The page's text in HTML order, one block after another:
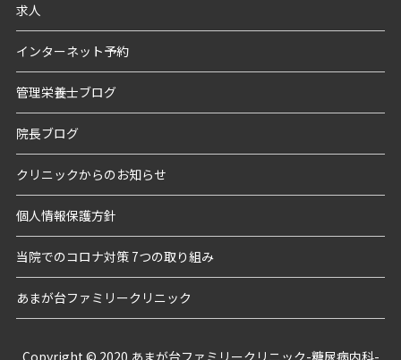
求人
インターネット予約
管理栄養士ブログ
院長ブログ
クリニックからのお知らせ
個人情報保護方針
当院でのコロナ対策 7つの取り組み
あまが台ファミリークリニック